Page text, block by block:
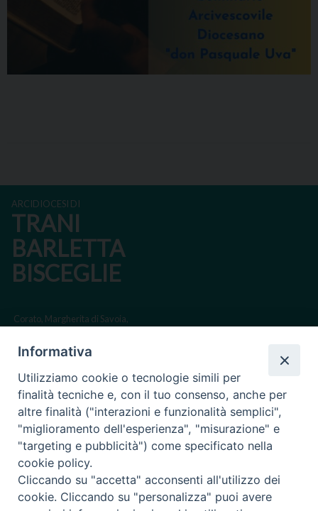
ARCIDIOCESI DI
TRANI
BARLETTA
BISCEGLIE
Corato, Margherita di Savoia,
Regione ecclesiastica Puglia
Via Beltrani, 9
76125 Trani BT
Centralino Tel. 0883 494211
Cancelleria Tel. 0883 494204
Informativa
Utilizziamo cookie o tecnologie simili per
finalità tecniche e, con il tuo consenso, anche per
altre finalità ("interazioni e funzionalità semplici",
"miglioramento dell'esperienza", "misurazione" e
"targeting e pubblicità") come specificato nella
cookie policy.
Cliccando su "accetta" acconsenti all'utilizzo dei
cookie. Cliccando su "personalizza" puoi avere